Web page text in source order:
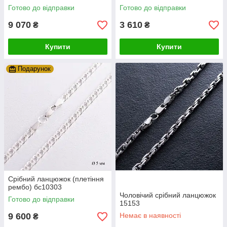
Готово до відправки
9 070 ₴
Купити
Готово до відправки
3 610 ₴
Купити
Подарунок
Срібний ланцюжок (плетіння
рембо) бс10303
Готово до відправки
9 600 ₴
Чоловічий срібний ланцюжок
15153
Немає в наявності